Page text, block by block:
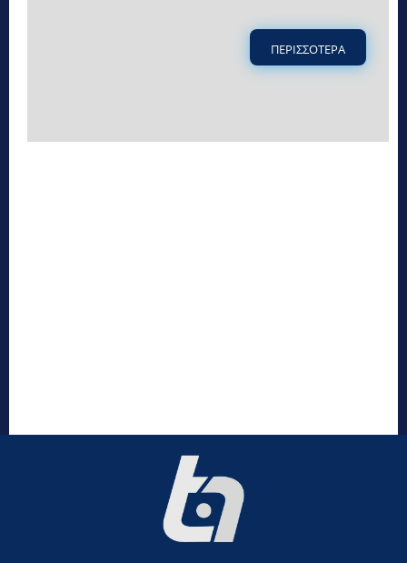
ΠΕΡΙΣΣΟΤΕΡΑ